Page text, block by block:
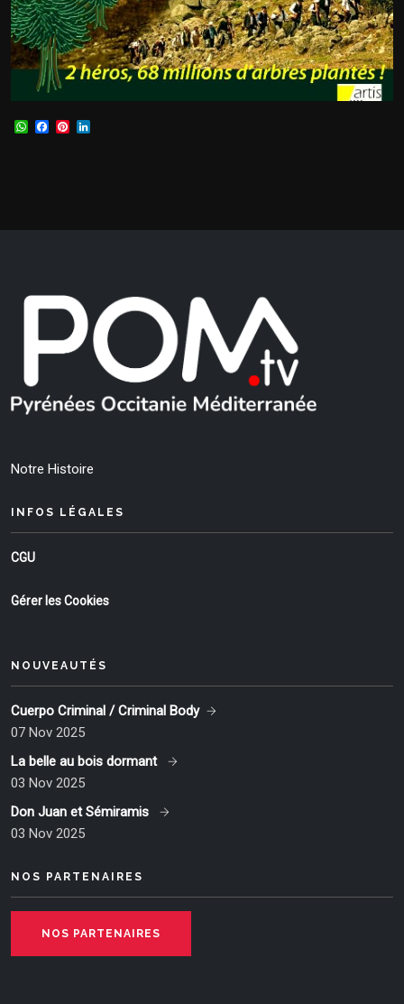
WhatsApp
Facebook
Pinterest
Notre Histoire
INFOS LÉGALES
CGU
Gérer les Cookies
NOUVEAUTÉS
Cuerpo Criminal / Criminal Body
07 Nov 2025
La belle au bois dormant
03 Nov 2025
Don Juan et Sémiramis
03 Nov 2025
NOS PARTENAIRES
NOS PARTENAIRES